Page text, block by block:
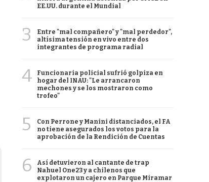
EE.UU. durante el Mundial
3
Entre "mal compañero" y "mal perdedor",
altísima tensión en vivo entre dos
integrantes de programa radial
4
Funcionaria policial sufrió golpiza en
hogar del INAU: "Le arrancaron
mechones y se los mostraron como
trofeo"
5
Con Perrone y Manini distanciados, el FA
no tiene asegurados los votos para la
aprobación de la Rendición de Cuentas
6
Así detuvieron al cantante de trap
Nahuel One23 y a chilenos que
explotaron un cajero en Parque Miramar